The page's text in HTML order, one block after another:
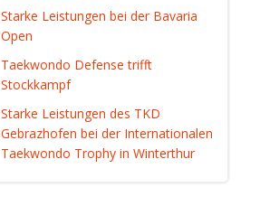
Starke Leistungen bei der Bavaria
Open
Taekwondo Defense trifft
Stockkampf
Starke Leistungen des TKD
Gebrazhofen bei der Internationalen
Taekwondo Trophy in Winterthur